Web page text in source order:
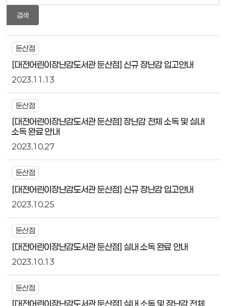
검색
둔산점
[대전어린이장난감도서관 둔산점] 신규 장난감 입고안내
2023.11.13
둔산점
[대전어린이장난감도서관 둔산점] 장난감 전체 소독 및 실내
소독 완료 안내
2023.10.27
둔산점
[대전어린이장난감도서관 둔산점] 신규 장난감 입고안내
2023.10.25
둔산점
[대전어린이장난감도서관 둔산점] 실내 소독 완료 안내
2023.10.13
둔산점
[대전어린이장난감도서관 둔산점] 실내 소독 및 장난감 전체